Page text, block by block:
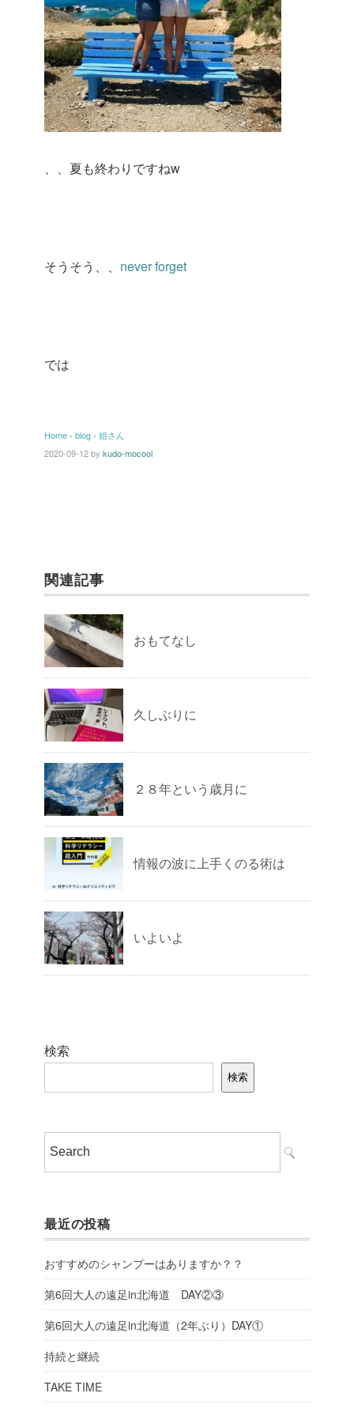
、、夏も終わりですねw
そうそう、、 never forget
では
Home › blog › 姐さん
2020-09-12by kudo-mocool
関連記事
おもてなし
久しぶりに
２８年という歳月に
情報の波に上手くのる術は
いよいよ
検索
検索
最近の投稿
おすすめのシャンプーはありますか？？
第6回大人の遠足in北海道 DAY②③
第6回大人の遠足in北海道（2年ぶり）DAY①
持続と継続
TAKE TIME